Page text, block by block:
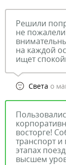
Решили
не
на каждой
ищет
Света о
восторге!
транспорт
этапах
высшем